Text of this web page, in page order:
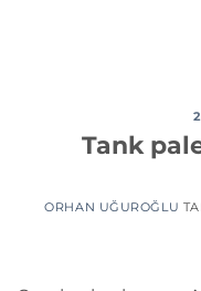
Tank
ORHAN UĞUROĞLU